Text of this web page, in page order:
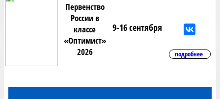
Первенство
России в
классе
«Оптимист»
2026
9-16 сентября
подробнее